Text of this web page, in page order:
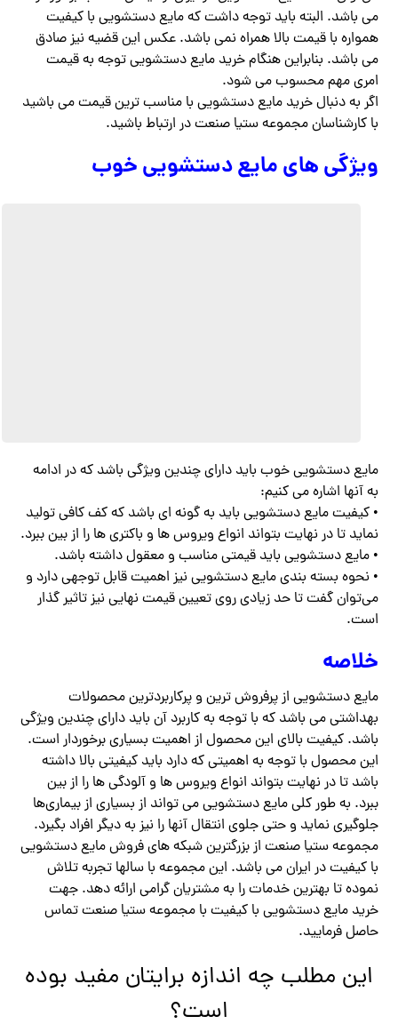
می باشد. البته باید توجه داشت که مایع دستشویی با کیفیت
همواره با قیمت بالا همراه نمی باشد. عکس این قضیه نیز صادق
می باشد. بنابراین هنگام خرید مایع دستشویی توجه به قیمت
امری مهم محسوب می شود.
اگر به دنبال خرید مایع دستشویی با مناسب ترین قیمت می باشید
با کارشناسان مجموعه ستیا صنعت در ارتباط باشید.
ویژگی های مایع دستشویی خوب
مایع دستشویی خوب باید دارای چندین ویژگی باشد که در ادامه
به آنها اشاره می کنیم:
• کیفیت مایع دستشویی باید به گونه ای باشد که کف کافی تولید
نماید تا در نهایت بتواند انواع ویروس ها و باکتری ها را از بین ببرد.
• مایع دستشویی باید قیمتی مناسب و معقول داشته باشد.
• نحوه بسته بندی مایع دستشویی نیز اهمیت قابل توجهی دارد و
می‌توان گفت تا حد زیادی روی تعیین قیمت نهایی نیز تاثیر گذار
است.
خلاصه
مایع دستشویی از پرفروش ترین و پرکاربردترین محصولات
بهداشتی می باشد که با توجه به کاربرد آن باید دارای چندین ویژگی
باشد. کیفیت بالای این محصول از اهمیت بسیاری برخوردار است.
این محصول با توجه به اهمیتی که دارد باید کیفیتی بالا داشته
باشد تا در نهایت بتواند انواع ویروس ها و آلودگی ها را از بین
ببرد. به طور کلی مایع دستشویی می تواند از بسیاری از بیماری‌ها
جلوگیری نماید و حتی جلوی انتقال آنها را نیز به دیگر افراد بگیرد.
مجموعه ستیا صنعت از بزرگترین شبکه های فروش مایع دستشویی
با کیفیت در ایران می باشد. این مجموعه با سالها تجربه تلاش
نموده تا بهترین خدمات را به مشتریان گرامی ارائه دهد. جهت
خرید مایع دستشویی با کیفیت با مجموعه ستیا صنعت تماس
حاصل فرمایید.
این مطلب چه اندازه برایتان مفید بوده
است؟